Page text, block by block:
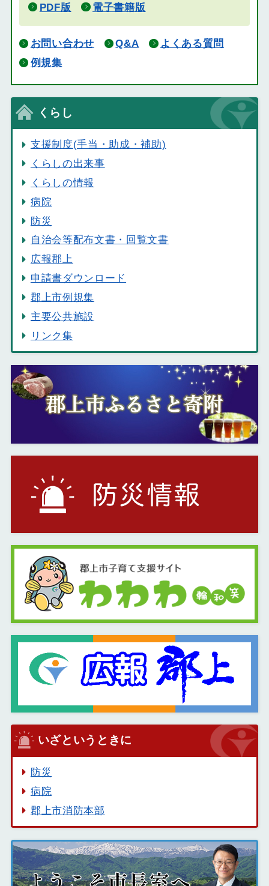
PDF版 電子書籍版
お問い合わせ Q&A
よくある質問
例規集
くらし
支援制度(手当・助成・補助)
くらしの出来事
くらしの情報
病院
防災
自治会等配布文書・回覧文書
広報郡上
申請書ダウンロード
郡上市例規集
主要公共施設
リンク集
いざというときに
防災
病院
郡上市消防本部